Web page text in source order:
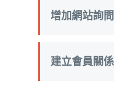
增加網站詢問
建立會員關係